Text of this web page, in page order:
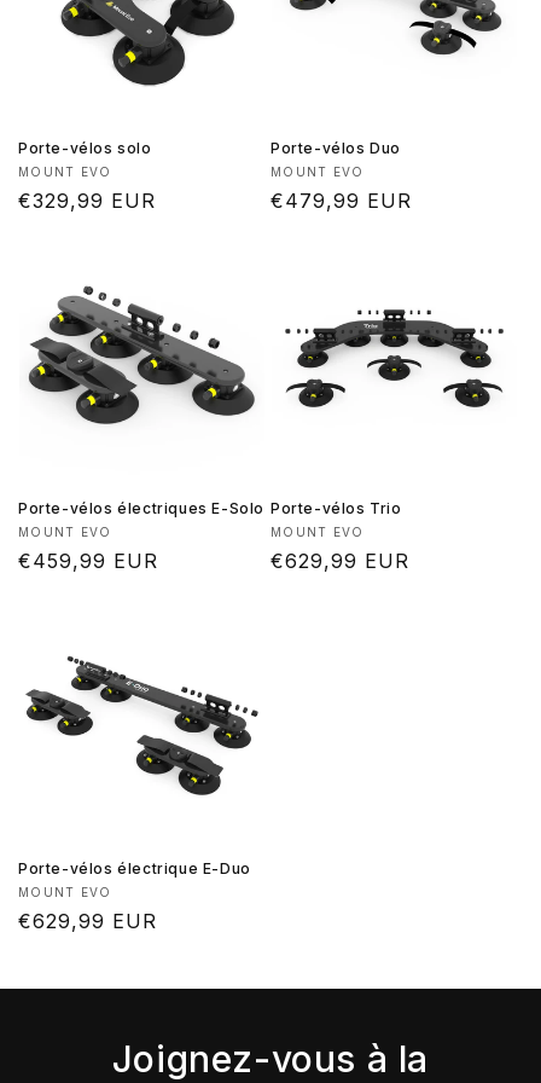
Porte-vélos solo
Fournisseur :
MOUNT EVO
Prix
€329,99 EUR
Porte-vélos Duo
Fournisseur :
MOUNT EVO
Prix
€479,99 EUR
Porte-vélos électriques E-Solo
Fournisseur :
MOUNT EVO
Prix
€459,99 EUR
Porte-vélos Trio
Fournisseur :
MOUNT EVO
Prix
€629,99 EUR
Porte-vélos électrique E-Duo
Fournisseur :
MOUNT EVO
Prix
€629,99 EUR
Joignez-vous à la